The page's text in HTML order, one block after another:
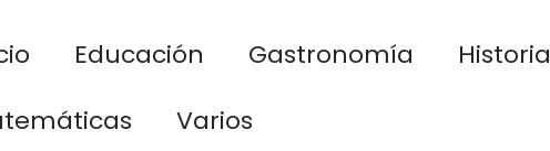
Educación Gastronomía Historia
Varios